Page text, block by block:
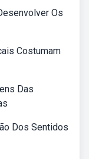
Os
Costumam
Das
Dos Sentidos